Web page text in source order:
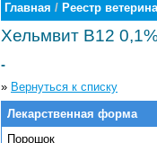
Главная / Реестр
Хельмвит В12
-
» Вернуться к списку
Лекарственная форма
Порошок